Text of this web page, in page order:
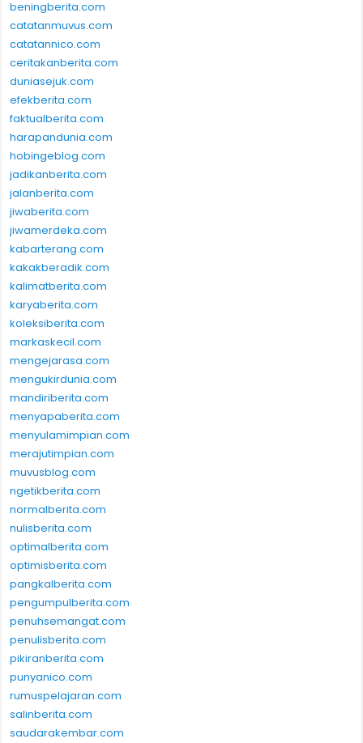
beningberita.com
catatanmuvus.com
catatannico.com
ceritakanberita.com
duniasejuk.com
efekberita.com
faktualberita.com
harapandunia.com
hobingeblog.com
jadikanberita.com
jalanberita.com
jiwaberita.com
jiwamerdeka.com
kabarterang.com
kakakberadik.com
kalimatberita.com
karyaberita.com
koleksiberita.com
markaskecil.com
mengejarasa.com
mengukirdunia.com
mandiriberita.com
menyapaberita.com
menyulamimpian.com
merajutimpian.com
muvusblog.com
ngetikberita.com
normalberita.com
nulisberita.com
optimalberita.com
optimisberita.com
pangkalberita.com
pengumpulberita.com
penuhsemangat.com
penulisberita.com
pikiranberita.com
punyanico.com
rumuspelajaran.com
salinberita.com
saudarakembar.com